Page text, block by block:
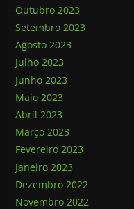
Outubro 2023
Setembro 2023
Agosto 2023
Julho 2023
Junho 2023
Maio 2023
Abril 2023
Março 2023
Fevereiro 2023
Janeiro 2023
Dezembro 2022
Novembro 2022